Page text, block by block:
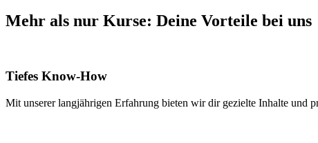
Mehr als nur Kurse: Deine Vorteile bei uns
Tiefes Know-How
Mit unserer langjährigen Erfahrung bieten wir dir gezielte Inhalte und